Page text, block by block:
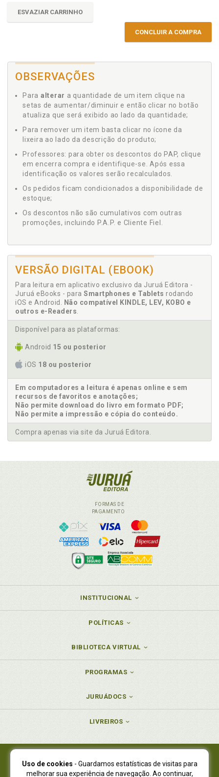
ESVAZIAR CARRINHO
CONCLUIR A COMPRA
OBSERVAÇÕES
Para alterar a quantidade de um item clique na
setas de aumentar/diminuir e então clicar no botão
atualiza que será exibido ao lado da quantidade;
Para remover um item basta clicar no ícone da
lixeira ao lado da descrição do produto;
Professores: para obter os descontos do PAP, clique
em encerra compra e identifique-se. Após essa
identificação os valores serão recalculados.
Os pedidos ficam condicionados a disponibilidade de
estoque;
Os descontos não são cumulativos com outras
promoções, incluindo P.A.P. e Cliente Fiel.
VERSÃO DIGITAL (EBOOK)
Para leitura em aplicativo exclusivo da Juruá Editora -
Juruá eBooks - para Smartphones e Tablets rodando
iOS e Android.
Não compatível KINDLE, LEV, KOBO e
outros e-Readers
Disponível para as plataformas:
Android 15 ou posterior
iOS 18 ou posterior
Em computadores a leitura é apenas online e sem
recursos de favoritos e anotações;
Não permite download do livro em formato PDF;
Não permite a impressão e cópia do conteúdo.
Compra apenas via site da Juruá Editora.
FORMAS DE
PAGAMENTO
INSTITUCIONAL
POLÍTICAS
BIBLIOTECA VIRTUAL
PROGRAMAS
JURUÁDOCS
LIVREIROS
Juruá Editora Ltda., CNPJ 77.535.508/0001-19
Uso de cookies - Guardamos estatísticas de visitas para
melhorar sua experiência de navegação. Ao continuar,